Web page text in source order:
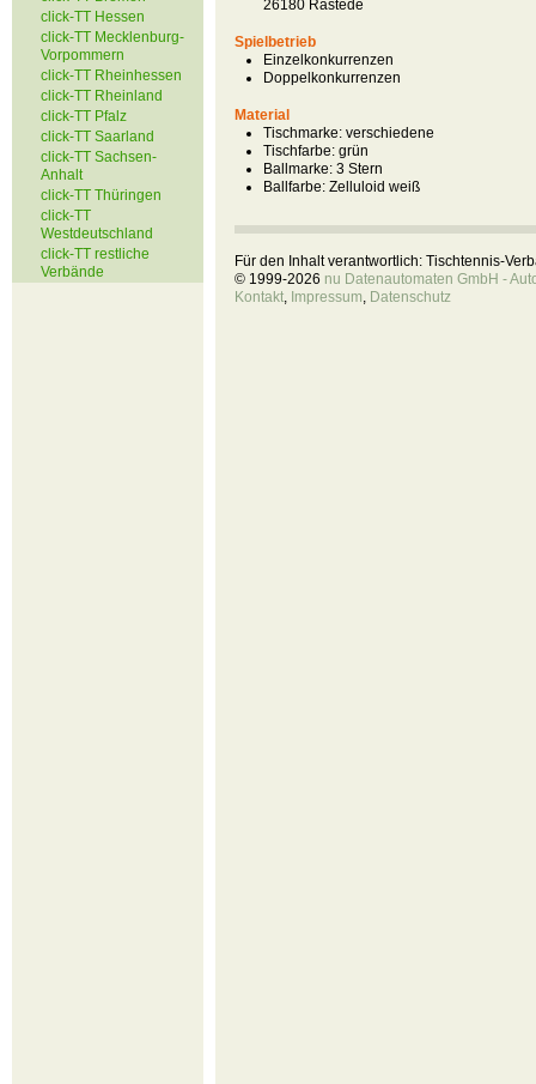
click-TT Hessen
click-TT Mecklenburg-
Vorpommern
click-TT Rheinhessen
click-TT Rheinland
click-TT Pfalz
click-TT Saarland
click-TT Sachsen-
Anhalt
click-TT Thüringen
click-TT
Westdeutschland
click-TT restliche
Verbände
26180 Rastede
Spielbetrieb
Einzelkonkurrenzen
Doppelkonkurrenzen
Material
Tischmarke: verschiedene
Tischfarbe: grün
Ballmarke: 3 Stern
Ballfarbe: Zelluloid weiß
Für den Inhalt verantwortlich: Tischtennis-
© 1999-2026 nu Datenautomaten GmbH -
Kontakt, Impressum, Datenschutz